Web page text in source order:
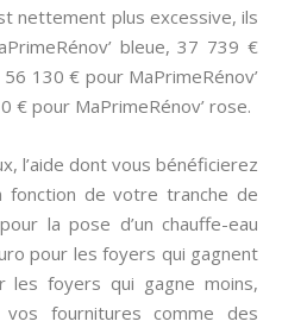
nettement plus excessive, ils
bleue, 37 739 €
130 € pour MaPrimeRénov’
pour MaPrimeRénov’ rose.
l’aide dont vous bénéficierez
de votre tranche de
la pose d’un chauffe-eau
pour les foyers qui gagnent
foyers qui gagne moins,
fournitures comme des